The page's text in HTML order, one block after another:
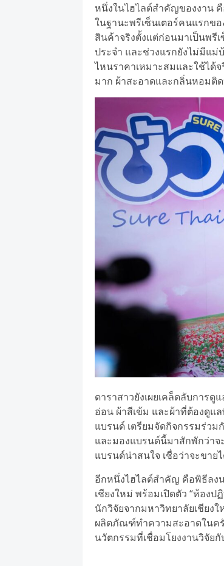
หนึ่งในไฮไลต์สำคัญของงาน
ในฐานะพรีเซ็นเตอร์คนแรกขอ
สินค้าจริงตั้งแต่ก่อนมาเป็นพรี
ประจำ และช่วงแรกยังไม่มีแม่
ไหนราคาเหมาะสมและใช้ได้
มาก ผ้าสะอาดและกลิ่นหอมติ
ดาราสาวยังเผยเคล็ดลับการดู
อ่อน ผ้าสีเข้ม และผ้าที่ต้องดูแ
แบรนด์ เตรียมจัดกิจกรรมร่ว
และมองแบรนด์นี้มาสักพักว่าจ
แบรนด์น่าสนใจ เชื่อว่าจะขา
อีกหนึ่งไฮไลต์สำคัญ คือพิธีลง
เชียงใหม่ พร้อมเปิดตัว “ห้อง
นักวิจัยจากมหาวิทยาลัยเชียง
ผลิตภัณฑ์ทำความสะอาดในครั
นวัตกรรมที่เชื่อมโยงงานวิจัย